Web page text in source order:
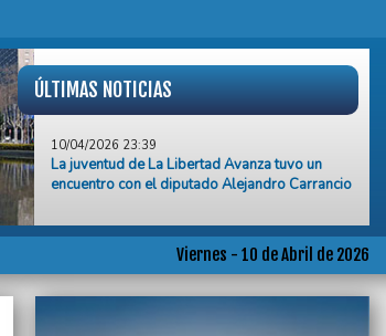
ÚLTIMAS NOTICIAS
La juventud de La Libertad Avanza tuvo un
encuentro con el diputado Alejandro Carrancio
nueva derrota ante Belgrano
10/04/2026 13:43
El déficit del Municipio de Gral. Pueyrredon en
2025 fue $ 7.400 millones
Viernes - 10 de Abril de 2026